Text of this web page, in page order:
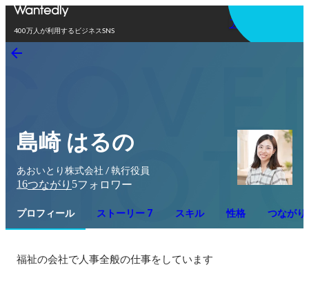
400万人が利用するビジネスSNS
アプリを使う
島崎 はるの
あおいとり株式会社 / 執行役員
16つながり 5フォロワー
プロフィール ストーリー 7 スキル 性格 つながり
福祉の会社で人事全般の仕事をしています